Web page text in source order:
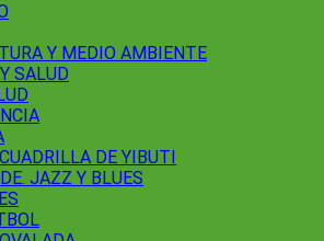
Y MEDIO AMBIENTE
SALUD
DE YIBUTI
JAZZ Y BLUES